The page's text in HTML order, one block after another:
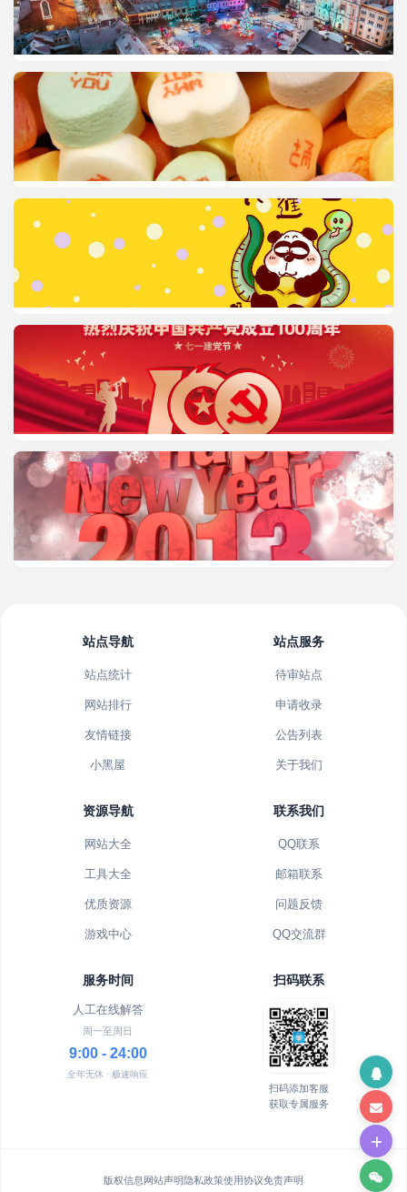
站点导航
站点统计
网站排行
友情链接
小黑屋
站点服务
待审站点
申请收录
公告列表
关于我们
资源导航
网站大全
工具大全
优质资源
游戏中心
联系我们
QQ联系
邮箱联系
问题反馈
QQ交流群
服务时间
人工在线解答
周一至周日
9:00 - 24:00
全年无休 · 极速响应
扫码联系
扫码添加客服
获取专属服务
版权信息 网站声明隐私政策使用协议免责声明